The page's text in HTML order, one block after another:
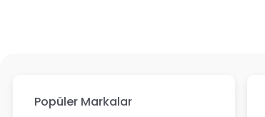
Popüler Markalar